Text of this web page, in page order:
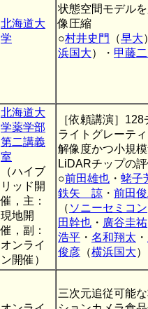
北海道大
学
状態空間モデル
像圧縮
○村井史門 （早大
浜国大）・ 甲藤
北海道大
学薬学部
第二講義
室
（ハイブ
リッド開
催，主：
現地開
催，副：
オンライ
ン開催）
［依頼講演］
ライトグレーテ
解像度かつ小規
LiDARチップの
○前田雄也 ・ 蛯子
鉄矢 諒 ・ 前田
（ ソニーセミコン
田幹也 ・ 廣谷圭祐
浩平 ・ 名和翔太 ・
俊彦 （横浜国大）
三次元追従可能